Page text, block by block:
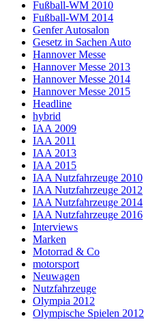
Fußball-WM 2010
Fußball-WM 2014
Genfer Autosalon
Gesetz in Sachen Auto
Hannover Messe
Hannover Messe 2013
Hannover Messe 2014
Hannover Messe 2015
Headline
hybrid
IAA 2009
IAA 2011
IAA 2013
IAA 2015
IAA Nutzfahrzeuge 2010
IAA Nutzfahrzeuge 2012
IAA Nutzfahrzeuge 2014
IAA Nutzfahrzeuge 2016
Interviews
Marken
Motorrad & Co
motorsport
Neuwagen
Nutzfahrzeuge
Olympia 2012
Olympische Spielen 2012